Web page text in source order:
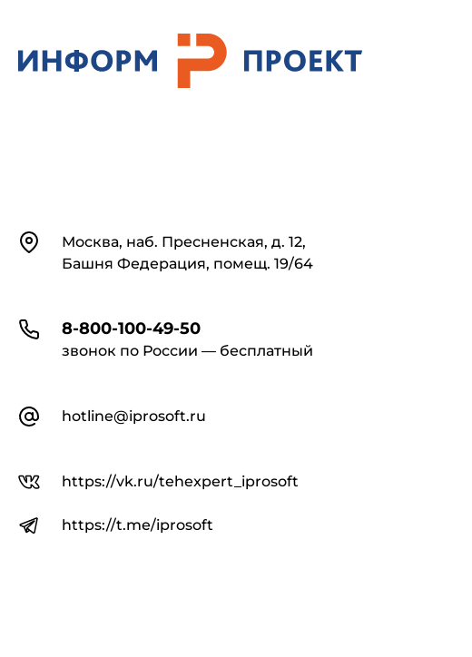
КонтактыМосква, наб. Пресненская, д. 12,
Башня Федерация, помещ. 19/64
8-800-100-49-50
звонок по России — бесплатный
hotline@iprosoft.ru
https://vk.ru/tehexpert_iprosoft
https://t.me/iprosoft